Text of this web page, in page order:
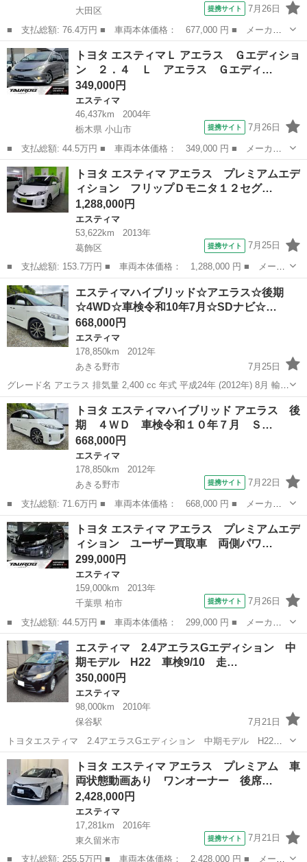
大田区
提携サイト 7月26日
■ 支払総額: 76.4万円 ■ 車両本体価格： 677,000 円 ■ メーカー
名： トヨタ ■ 車種名： エスティマ ■ グレード名： アエラ
ス ／５０後期型／両側ＰＳ／フリップダウンモニター／ＥＴＣ／Ｂ
カメラ ■ 排...
東京 大田区 エスティマ
トヨタ エスティマＬ アエラス Ｇエディショ
ン ２．４ Ｌ アエラス Ｇエディ…
349,000円
エスティマ
46,437km
2004年
栃木県 小山市
提携サイト 7月26日
■ 支払総額: 44.5万円 ■ 車両本体価格： 349,000 円 ■ メーカー
名： トヨタ ■ 車種名： エスティマＬ ■ グレード名： アエラ
ス Ｇエディション ２．４ Ｌ アエラス Ｇエディション 両側
パワースライ...
栃木 小山市 エスティマ
トヨタ エスティマ アエラス プレミアムエデ
ィション フリップＤモニタ１２セグ…
1,288,000円
エスティマ
53,622km
2013年
葛飾区
提携サイト 7月25日
■ 支払総額: 153.7万円 ■ 車両本体価格： 1,288,000 円 ■ メーカ
ー名： トヨタ ■ 車種名： エスティマ ■ グレード名： アエラ
ス プレミアムエディション フリップＤモニタ１２セグＨＤＤナビ
Ｂカメラ...
東京 葛飾区
エスティマハイブリッド☆アエラス☆後期
☆4WD☆車検令和10年7月☆SDナビ☆…
668,000円
エスティマ
178,850km
2012年
あきる野市
7月25日
グレード名 アエラス 排気量 2,400 cc 年式 平成24年 (2012年) 8月 輸入
車モデル年式 - 走行距離 178,850 km 走行距離の状態 実走行 色系統 シ
ロ系 色の名称 0...
東京 あきる野市 車両
トヨタ エスティマハイブリッド アエラス 後
期 ４ＷＤ 車検令和１０年７月 Ｓ…
668,000円
エスティマ
178,850km
2012年
あきる野市
提携サイト 7月22日
■ 支払総額: 71.6万円 ■ 車両本体価格： 668,000 円 ■ メーカー
名： トヨタ ■ 車種名： エスティマハイブリッド ■ グレード
名： アエラス 後期 ４ＷＤ 車検令和１０年７月 ＳＤナビ Ｄ
ＶＤ ＥＴＣ ...
東京 あきる野市
トヨタ エスティマ アエラス プレミアムエデ
ィション ユーザー買取車 両側パワ…
299,000円
エスティマ
159,000km
2013年
千葉県 柏市
提携サイト 7月26日
■ 支払総額: 44.5万円 ■ 車両本体価格： 299,000 円 ■ メーカー
名： トヨタ ■ 車種名： エスティマ ■ グレード名： アエラ
ス プレミアムエディション ユーザー買取車 両側パワースライド
ドア バックカ...
千葉 柏市
エスティマ 2.4アエラスGエディション 中
期モデル H22 車検9/10 走…
350,000円
エスティマ
98,000km
2010年
保谷駅
7月21日
トヨタエスティマ 2.4アエラスGエディション 中期モデル H22
車検9年10月 走行98,000ｋｍ 純正HDDナビ＆フリップダウンモニタ
ー＆地デジＴＶ カラーバックカメラ ETC 両側パワースライドド
ア 純正エアロ＆ル...
東京 練馬区 保谷駅
トヨタ エスティマ アエラス プレミアム 車
両状態動画あり ワンオーナー 後席…
2,428,000円
エスティマ
17,281km
2016年
東久留米市
提携サイト 7月21日
■ 支払総額: 255.5万円 ■ 車両本体価格： 2,428,000 円 ■ メーカ